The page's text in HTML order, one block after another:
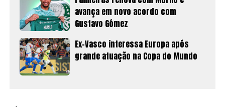
avança em novo acordo com
Gustavo Gómez
Ex-Vasco interessa Europa após
grande atuação na Copa do Mundo